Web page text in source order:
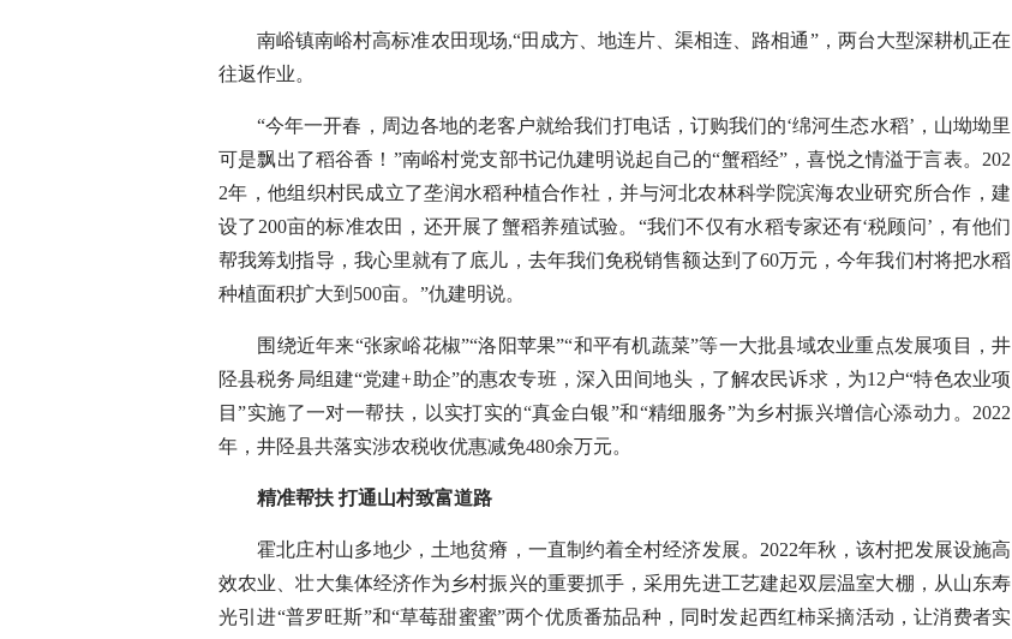
南峪镇南峪村高标准农田现场,“田成方、地连片、渠相连、路相通”，两台大型深耕机正在
往返作业。
“今年一开春，周边各地的老客户就给我们打电话，订购我们的‘绵河生态水稻’，山坳坳里
可是飘出了稻谷香！”南峪村党支部书记仇建明说起自己的“蟹稻经”，喜悦之情溢于言表。202
2年，他组织村民成立了垄润水稻种植合作社，并与河北农林科学院滨海农业研究所合作，建
设了200亩的标准农田，还开展了蟹稻养殖试验。“我们不仅有水稻专家还有‘税顾问’，有他们
帮我筹划指导，我心里就有了底儿，去年我们免税销售额达到了60万元，今年我们村将把水稻
种植面积扩大到500亩。”仇建明说。
围绕近年来“张家峪花椒”“洛阳苹果”“和平有机蔬菜”等一大批县域农业重点发展项目，井
陉县税务局组建“党建+助企”的惠农专班，深入田间地头，了解农民诉求，为12户“特色农业项
目”实施了一对一帮扶，以实打实的“真金白银”和“精细服务”为乡村振兴增信心添动力。2022
年，井陉县共落实涉农税收优惠减免480余万元。
精准帮扶 打通山村致富道路
霍北庄村山多地少，土地贫瘠，一直制约着全村经济发展。2022年秋，该村把发展设施高
效农业、壮大集体经济作为乡村振兴的重要抓手，采用先进工艺建起双层温室大棚，从山东寿
光引进“普罗旺斯”和“草莓甜蜜蜜”两个优质番茄品种，同时发起西红柿采摘活动，让消费者实